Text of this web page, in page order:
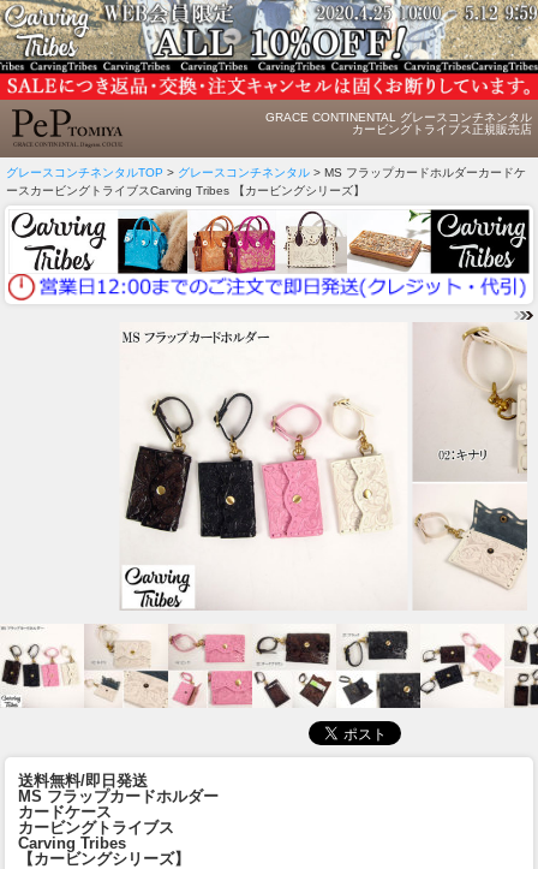
GRACE CONTINENTAL グレースコンチネンタル
カービングトライブス正規販売店
グレースコンチネンタルTOP > グレースコンチネンタル > MS フラップカードホルダーカードケ
ースカービングトライブスCarving Tribes 【カービングシリーズ】
送料無料/即日発送
MS フラップカードホルダー
カードケース
カービングトライブス
Carving Tribes
【カービングシリーズ】